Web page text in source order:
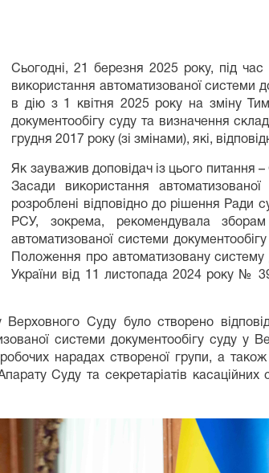
Сьогодні, 21 березня 2025 року, під
використання автоматизованої системи
в дію з 1 квітня 2025 року на зміну
документообігу суду та визначення
грудня 2017 року (зі змінами), які,
Як зауважив доповідач із цього питання
Засади використання
розроблені відповідно до рішення Ради
РСУ, зокрема, рекомендувала
автоматизованої системи
Положення про автоматизовану
України від 11 листопада 2024 року №
Суду було створено
системи документообігу суду у
нарадах створеної групи, а
Суду та секретаріатів